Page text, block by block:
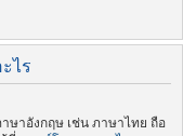
ไร
ษาอังกฤษ เช่น ภาษาไทย ถือ